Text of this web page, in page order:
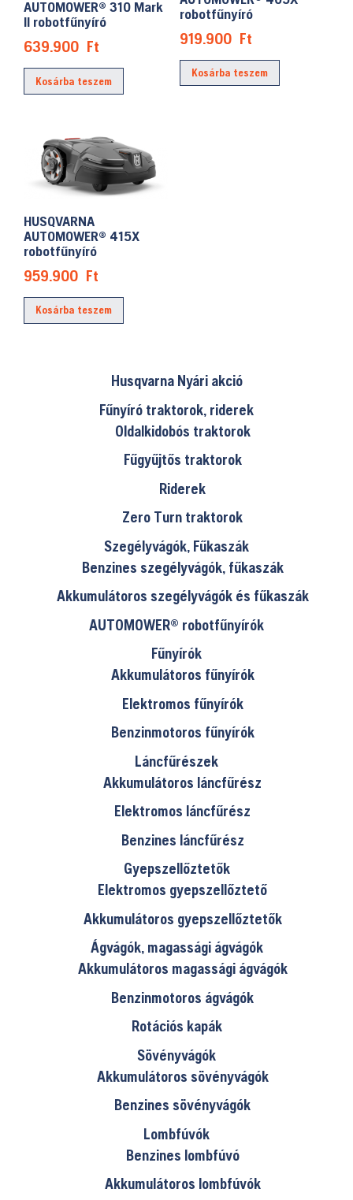
AUTOMOWER® 310 Mark
II robotfűnyíró
639.900 Ft
Kosárba teszem
robotfűnyíró
919.900 Ft
Kosárba teszem
HUSQVARNA
AUTOMOWER® 415X
robotfűnyíró
959.900 Ft
Kosárba teszem
Husqvarna Nyári akció
Fűnyíró traktorok, riderek
Oldalkidobós traktorok
Fűgyűjtős traktorok
Riderek
Zero Turn traktorok
Szegélyvágók, Fűkaszák
Benzines szegélyvágók, fűkaszák
Akkumulátoros szegélyvágók és fűkaszák
AUTOMOWER® robotfűnyírók
Fűnyírók
Akkumulátoros fűnyírók
Elektromos fűnyírók
Benzinmotoros fűnyírók
Láncfűrészek
Akkumulátoros láncfűrész
Elektromos láncfűrész
Benzines láncfűrész
Gyepszellőztetők
Elektromos gyepszellőztető
Akkumulátoros gyepszellőztetők
Ágvágók, magassági ágvágók
Akkumulátoros magassági ágvágók
Benzinmotoros ágvágók
Rotációs kapák
Sövényvágók
Akkumulátoros sövényvágók
Benzines sövényvágók
Lombfúvók
Benzines lombfúvó
Akkumulátoros lombfúvók